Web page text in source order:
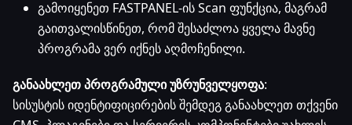
გამოიყენეთ FASTPANEL-ის Scan ფუნქცია, მაგრამ
გაითვალისწინეთ, რომ შესაძლოა ყველა მავნე
პროგრამა ვერ იქნეს აღმოჩენილი.
განაახლეთ პროგრამული უზრუნველყოფა:
სისუსტის იდენტიფიცირების შემდეგ განაახლეთ თქვენი